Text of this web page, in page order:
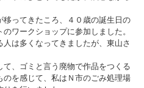
ってきたころ、４０歳の誕生日の
ワークショップに参加しました。
は多くなってきましたが、東山さ
、ゴミと言う廃物で作品をつくる
を感じて、私はＮ市のごみ処理場